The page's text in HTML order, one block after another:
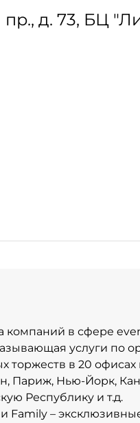
д. 73, БЦ
компаний в сфере
услуги по
в 20 офисах
Париж, Нью-Йорк,
Республику и т.д.
Family –